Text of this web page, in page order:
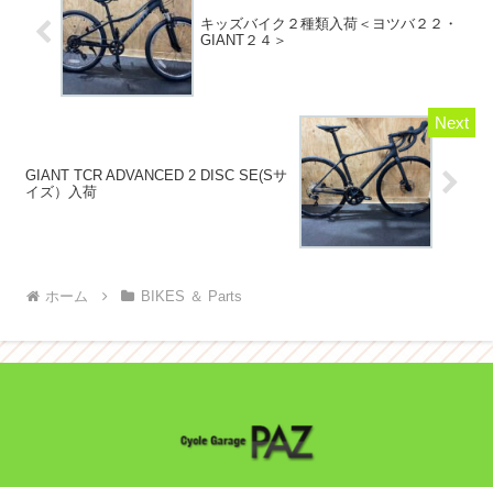
キッズバイク２種類入荷＜ヨツバ２２・
GIANT２４＞
GIANT TCR ADVANCED 2 DISC SE(Sサ
イズ）入荷
ホーム BIKES ＆ Parts